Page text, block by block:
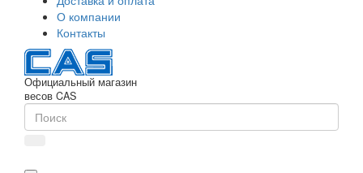
О компании
Контакты
Официальный магазин
весов CAS